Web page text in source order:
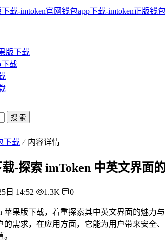
版下载
下载
搜 索
下载 内容详情
-探索 imToken 中英文界面
日 14:52 1.3K 0
苹果版下载，着重探索其中英文界面的魅力
的需求，在应用方面，它能为用户带来安全